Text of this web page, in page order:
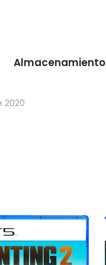
Almacenamiento
2020